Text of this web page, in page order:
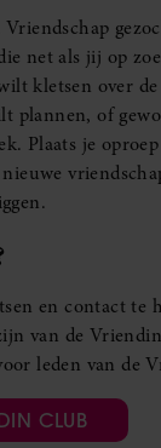
net als jij op
kletsen over de
plannen, of
Plaats je
en contact te
van de
leden van de
CLUB